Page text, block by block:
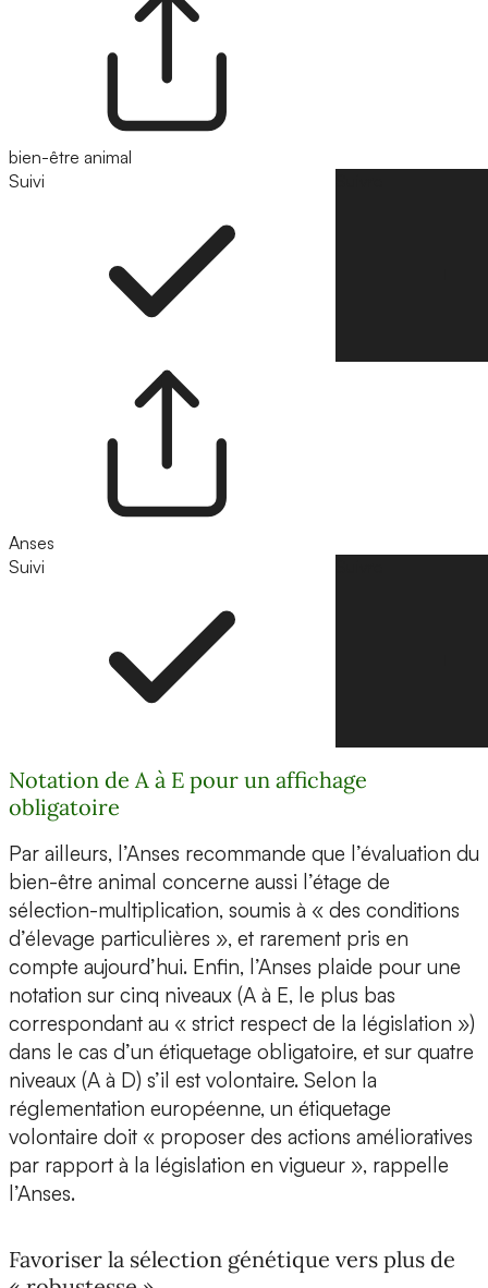
bien-être animal
Suivi
Anses
Suivi
Notation de A à E pour un affichage
obligatoire
Par ailleurs, l’Anses recommande que l’évaluation du
bien-être animal concerne aussi l’étage de
sélection-multiplication, soumis à « des conditions
d’élevage particulières », et rarement pris en
compte aujourd’hui. Enfin, l’Anses plaide pour une
notation sur cinq niveaux (A à E, le plus bas
correspondant au « strict respect de la législation »)
dans le cas d’un étiquetage obligatoire, et sur quatre
niveaux (A à D) s’il est volontaire. Selon la
réglementation européenne, un étiquetage
volontaire doit « proposer des actions amélioratives
par rapport à la législation en vigueur », rappelle
l’Anses.
Favoriser la sélection génétique vers plus de